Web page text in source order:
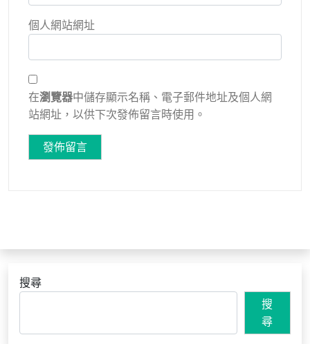
個人網站網址
在瀏覽器中儲存顯示名稱、電子郵件地址及個人網
站網址，以供下次發佈留言時使用。
搜尋
搜
尋